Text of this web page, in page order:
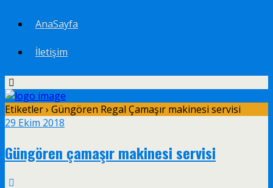
AnaSayfa
İletişim
Etiketler › Güngören Regal Çamaşır makinesi servisi
29 Ekim 2018
Güngören çamaşır makinesi servisi